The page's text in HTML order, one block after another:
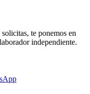
te ponemos en
independiente.